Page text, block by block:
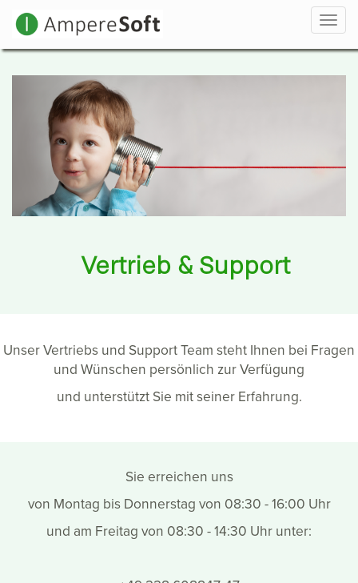
Vertrieb & Support
Unser Vertriebs und Support Team steht Ihnen bei Fragen
und Wünschen persönlich zur Verfügung
und unterstützt Sie mit seiner Erfahrung.
Sie erreichen uns
von Montag bis Donnerstag von 08:30 - 16:00 Uhr
und am Freitag von 08:30 - 14:30 Uhr unter: